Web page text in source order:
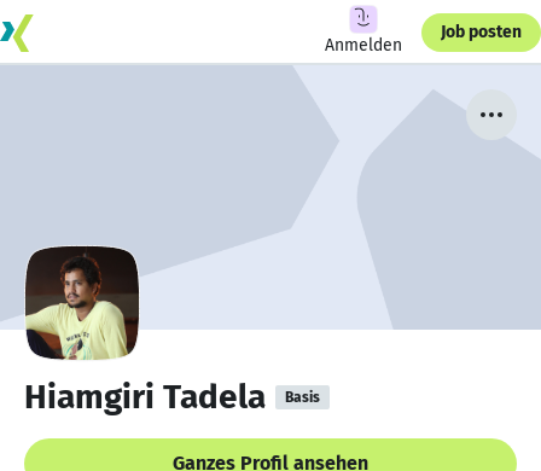
Anmelden
Job posten
Hiamgiri Tadela Basis
Ganzes Profil ansehen